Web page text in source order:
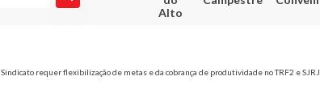
Alto
Sindicato requer flexibilização de metas e da cobrança de produtividade no TRF2 e SJRJ